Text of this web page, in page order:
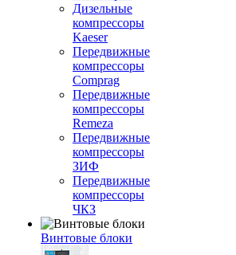
Дизельные
компрессоры
Kaeser
Передвижные
компрессоры
Comprag
Передвижные
компрессоры
Remeza
Передвижные
компрессоры
ЗИФ
Передвижные
компрессоры
ЧКЗ
Винтовые блоки